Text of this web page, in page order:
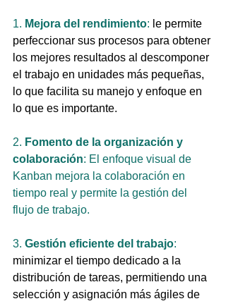
1. Mejora del rendimiento: le permite
perfeccionar sus procesos para obtener
los mejores resultados al descomponer
el trabajo en unidades más pequeñas,
lo que facilita su manejo y enfoque en
lo que es importante.
2. Fomento de la organización y
colaboración: El enfoque visual de
Kanban mejora la colaboración en
tiempo real y permite la gestión del
flujo de trabajo.
3. Gestión eficiente del trabajo:
minimizar el tiempo dedicado a la
distribución de tareas, permitiendo una
selección y asignación más ágiles de